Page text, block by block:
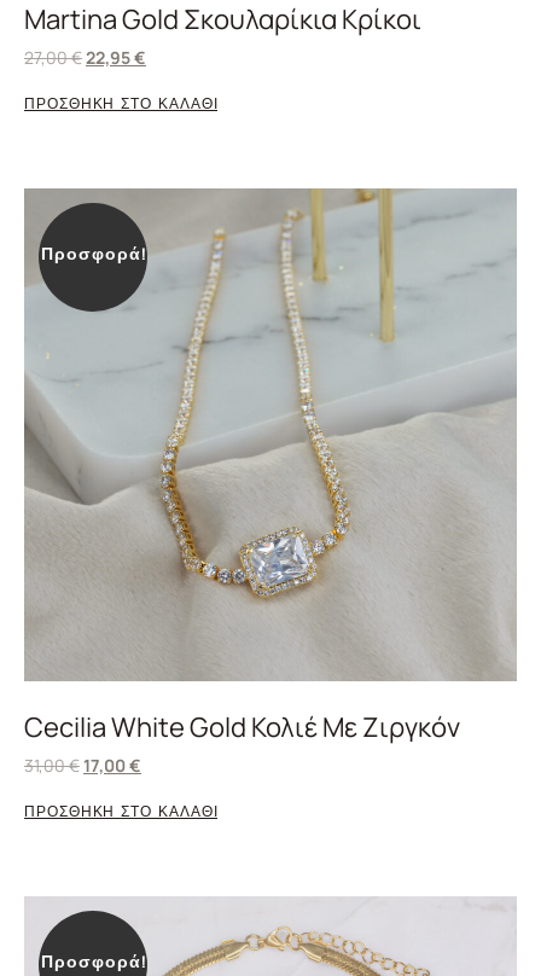
Martina Gold Σκουλαρίκια Κρίκοι
27,00€22,95€
ΠΡΟΣΘΗΚΗ ΣΤΟ ΚΑΛΑΘΙ
Προσφορά!
Cecilia White Gold Κολιέ Με Ζιργκόν
31,00€ 17,00€
ΠΡΟΣΘΗΚΗ ΣΤΟ ΚΑΛΑΘΙ
Προσφορά!